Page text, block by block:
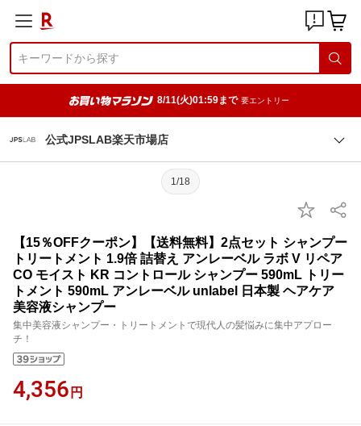
8/11(火)01:59まで 要エントリー
公式JPSLAB楽天市場店
1/18
【15％OFFクーポン】【送料無料】2点セット シャンプー
トリートメント 1.9倍 詰替え アンレーベル ラボ V リペア
CO モイスト KR コントロール シャンプー 590mL トリー
トメント 590mL アンレーベル unlabel 日本製 ヘアケア
美容液シャンプー
集中美容液シャンプー・トリートメントで現代人の髪悩みに集中アプロー
チ！
4,356 円